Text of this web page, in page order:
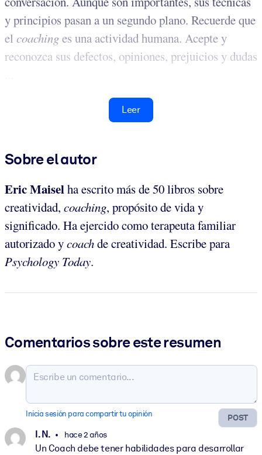
y principios pasan a un segundo plano. Recuerde que
el coachinges una actividad humana. Acepte y
reconozca sus defectos, opiniones, prejuicios y dudas
Leer
Sobre el autor
Eric Maiselha escrito más de 50 libros sobre
creatividad, coaching, propósito de vida y
significado. Ha ejercido como terapeuta familiar
autorizado ycoachde creatividad. Escribe para
Psychology Today.
Comentarios sobre este resumen
POST
Inicia sesión para compartir tu opinión
I. N. hace 2 años
Un Coach debe tener habilidades para desarrollar